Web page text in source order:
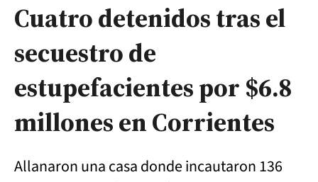
Cuatro detenidos tras el
secuestro de
estupefacientes por $6.8
millones en Corrientes
Allanaron una casa donde incautaron 136